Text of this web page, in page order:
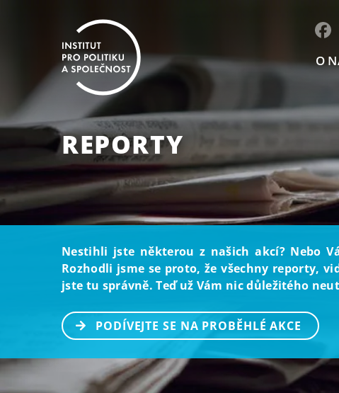
O
REPORTY
Nestihli jste některou z našich akcí? Nebo
Rozhodli jsme se proto, že všechny reporty,
jste tu správně. Teď už Vám nic důležitého
PODÍVEJTE SE NA PROBĚHLÉ AKCE